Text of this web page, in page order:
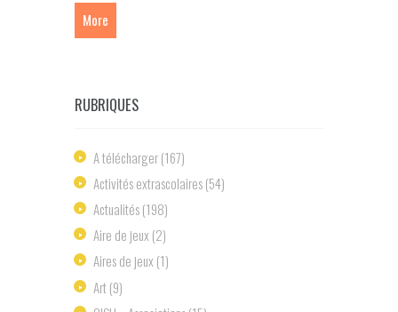
More
RUBRIQUES
A télécharger(167)
Activités extrascolaires(54)
Actualités(198)
Aire de jeux (2)
Aires de jeux (1)
Art(9)